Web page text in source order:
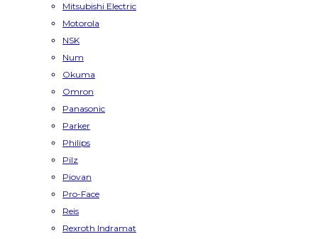
Mitsubishi Electric
Motorola
NSK
Num
Okuma
Omron
Panasonic
Parker
Philips
Pilz
Piovan
Pro-Face
Reis
Rexroth Indramat